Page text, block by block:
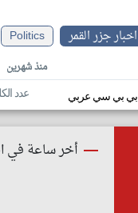
اخبار جزر القمر
Politics
منذ شهرين
بي بي سي عربي عدد الكلمات:
أخر ساعة في